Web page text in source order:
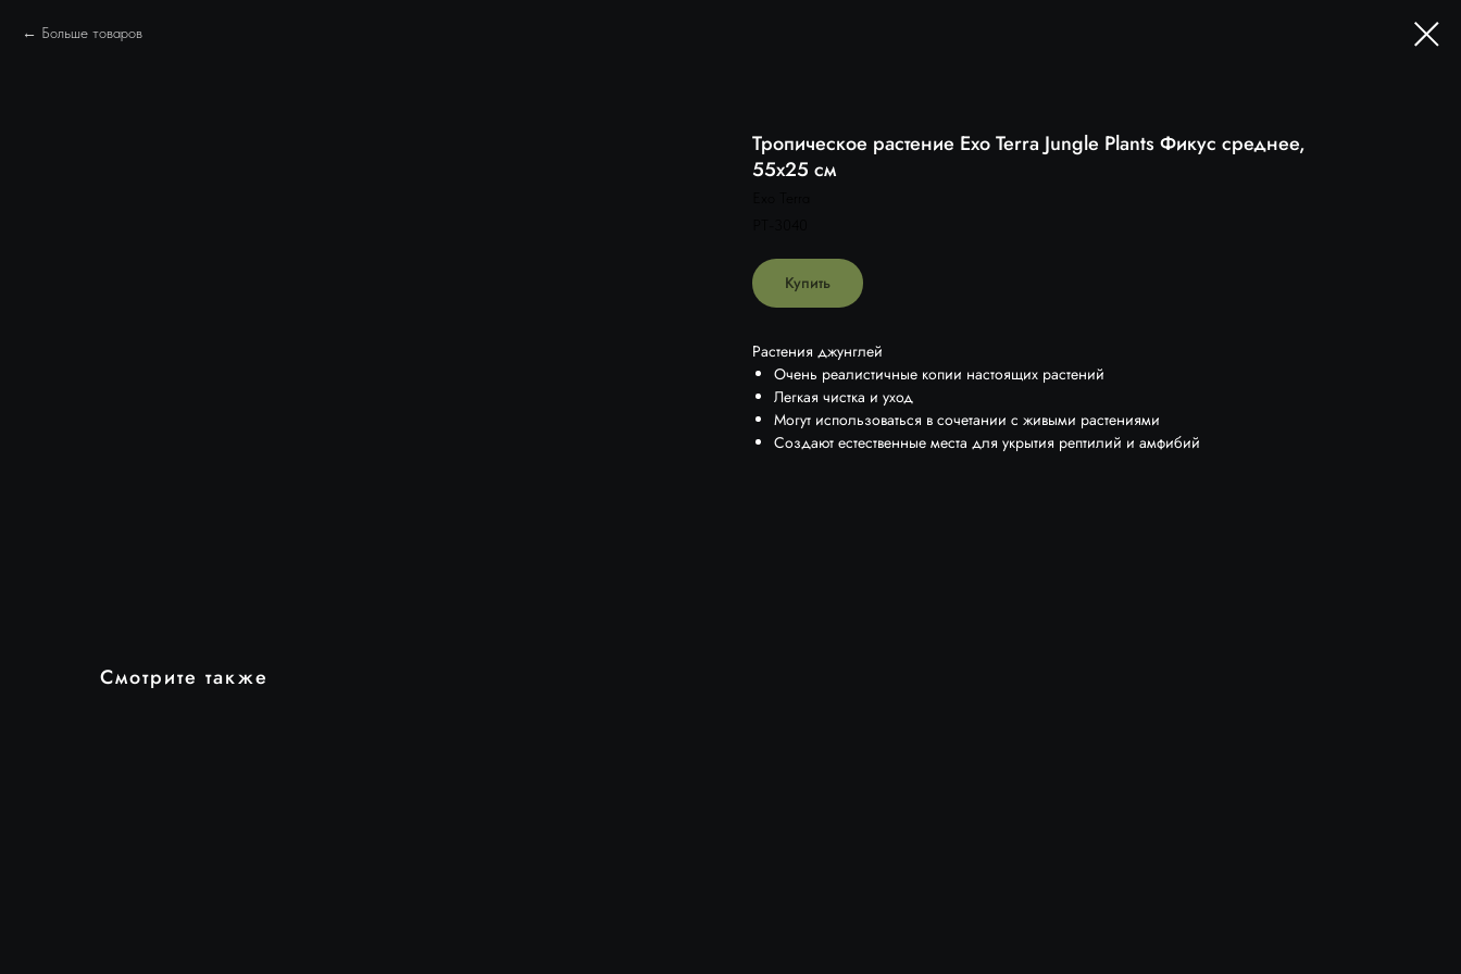
Больше товаров
Тропическое растение Exo Terra Jungle Plants Фикус среднее,
55х25 см
Купить
Растения джунглей
Очень реалистичные копии настоящих растений
Легкая чистка и уход
Могут использоваться в сочетании с живыми растениями
Создают естественные места для укрытия рептилий и амфибий
Смотрите также